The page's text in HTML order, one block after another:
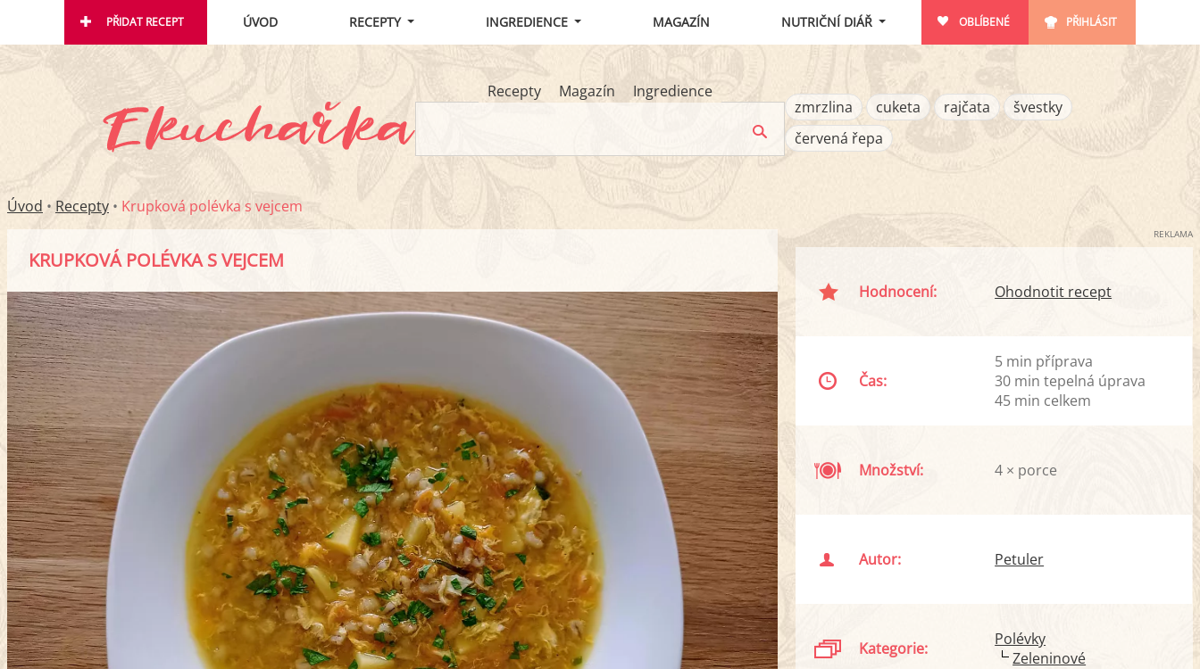
PŘIDAT RECEPT ÚVOD RECEPTY INGREDIENCE MAGAZÍN NUTRIČNÍ DIÁŘ OBLÍBENÉ PŘIHLÁSIT
Recepty Magazín
Ingredience
zmrzlina
cuketa rajčata
švestky
červená řepa
Úvod • Recepty • Krupková polévka s vejcem
KRUPKOVÁ POLÉVKA S VEJCEM
REKLAMA
Hodnocení: Ohodnotit recept
Čas:
5 min příprava
30 min tepelná úprava
45 min celkem
Množství: 4 × porce
Autor: Petuler
Kategorie:
Polévky
Zeleninové